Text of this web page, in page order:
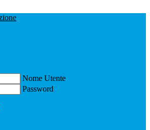
Nome Utente
Password